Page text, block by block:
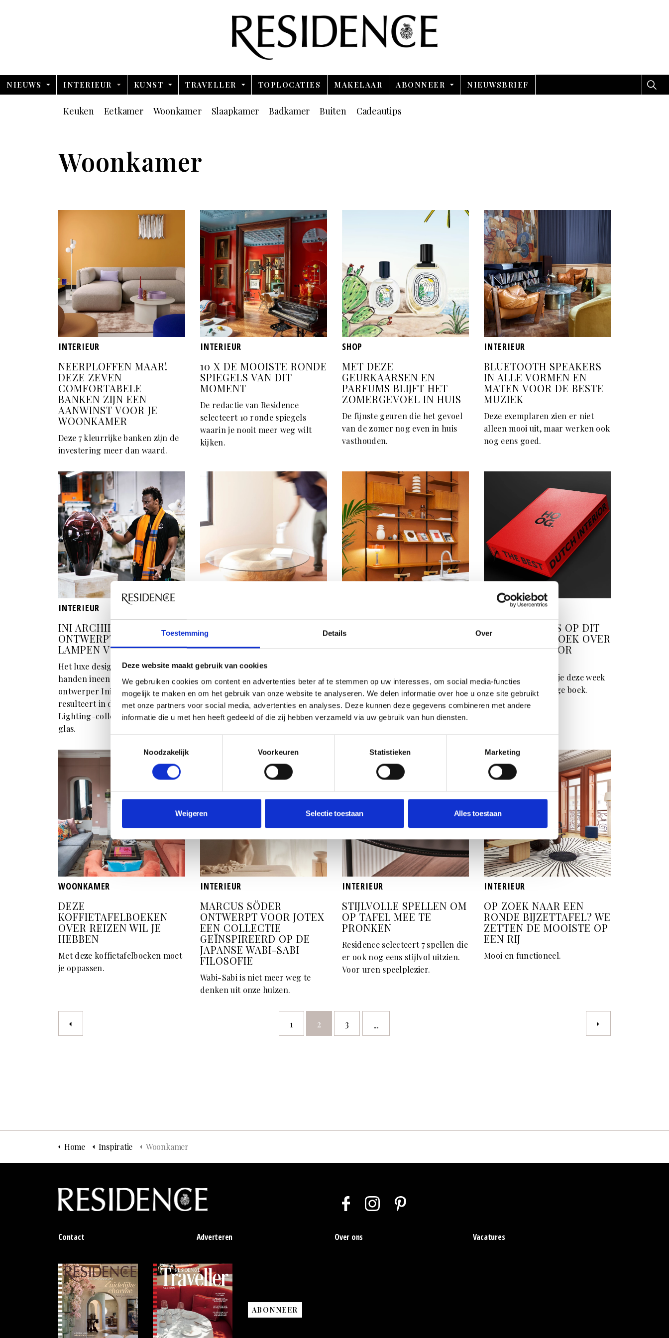
Toestemming Details Over
Deze website maakt gebruik van cookies
We gebruiken cookies om content en advertenties beter af te stemmen op uw interesses, om social media-functies
mogelijk te maken en om het gebruik van onze website te analyseren. We delen informatie over hoe u onze site gebruikt
met onze partners voor social media, advertenties en analyses. Deze kunnen deze gegevens combineren met andere
informatie die u met hen heeft gedeeld of die zij hebben verzameld via uw gebruik van hun diensten.
Noodzakelijk
Voorkeuren Statistieken Marketing
Weigeren Selectie toestaan Alles toestaan
NIEUWS INTERIEUR KUNST TRAVELLER TOPLOCATIES MAKELAAR ABONNEER NIEUWSBRIEF
Keuken Eetkamer Woonkamer Slaapkamer Badkamer Buiten Cadeautips
Woonkamer
INTERIEUR
NEERPLOFFEN MAAR!
DEZE ZEVEN
COMFORTABELE
BANKEN ZIJN EEN
AANWINST VOOR JE
WOONKAMER
Deze 7 kleurrijke banken zijn de
investering meer dan waard.
INTERIEUR
10 X DE MOOISTE RONDE
SPIEGELS VAN DIT
MOMENT
De redactie van Residence
selecteert 10 ronde spiegels
waarin je nooit meer weg wilt
kijken.
SHOP
MET DEZE
GEURKAARSEN EN
PARFUMS BLIJFT HET
ZOMERGEVOEL IN HUIS
De fijnste geuren die het gevoel
van de zomer nog even in huis
vasthouden.
INTERIEUR
BLUETOOTH SPEAKERS
IN ALLE VORMEN EN
MATEN VOOR DE BESTE
MUZIEK
Deze exemplaren zien er niet
alleen mooi uit, maar werken ook
nog eens goed.
INTERIEUR
INI ARCHIBONG
ONTWERPT PRACHTIGE
LAMPEN VOOR SÉ
Het luxe designlabel Sé heeft de
handen ineen geslagen met
ontwerper Ini Archibong. Het
resulteert in de nieuwe Moirai
Lighting-collectie vol Venetiaans
glas.
JE INTERIEUR
plaatsen en ook zeker niet te snel
langs wandelen, maar dat
betekent nog niet dat deze
glazen items geen eyecatchers in
jouw interieur zijn.
SHOPPING: BIJ DEZE
WANDKASTEN DRAAIT
HET OM HOUT EN STAAL
wandkast voor in de
woonkamer?
WINACTIE
MAAK NU KANS OP DIT
KOFFIETAFELBOEK OVER
DUTCH INTERIOR
Bij Residence maak je deze week
kans op dit prachtige boek.
WOONKAMER
DEZE
KOFFIETAFELBOEKEN
OVER REIZEN WIL JE
HEBBEN
Met deze koffietafelboeken moet
je oppassen.
INTERIEUR
MARCUS SÖDER
ONTWERPT VOOR JOTEX
EEN COLLECTIE
GEÏNSPIREERD OP DE
JAPANSE WABI-SABI
FILOSOFIE
Wabi-Sabi is niet meer weg te
denken uit onze huizen.
INTERIEUR
STIJLVOLLE SPELLEN OM
OP TAFEL MEE TE
PRONKEN
Residence selecteert 7 spellen die
er ook nog eens stijlvol uitzien.
Voor uren speelplezier.
INTERIEUR
OP ZOEK NAAR EEN
RONDE BIJZETTAFEL? WE
ZETTEN DE MOOISTE OP
EEN RIJ
Mooi en functioneel.
1 2 3 ...
Home Inspiratie Woonkamer
Contact Adverteren Over ons Vacatures
ABONNEER